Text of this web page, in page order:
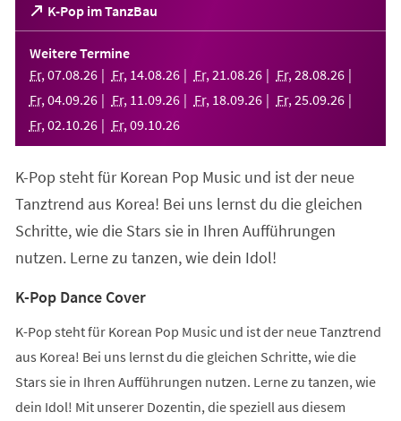
K-Pop im TanzBau
(Öffnet
in
einem
neuen
Tab)
Weitere Termine
Fr, 07.08.26 Fr, 14.08.26 Fr, 21 .08.26 Fr, 28.08.26
Fr, 04.09.26 Fr, 11 .09.26 Fr, 18.09.26 Fr, 25.09.26
Fr, 02.10.26 Fr, 09.10.26
K-Pop steht für Korean Pop Music und ist der neue
Tanztrend aus Korea! Bei uns lernst du die gleichen
Schritte, wie die Stars sie in Ihren Aufführungen
nutzen. Lerne zu tanzen, wie dein Idol!
K-Pop Dance Cover
K-Pop steht für Korean Pop Music und ist der neue Tanztrend
aus Korea! Bei uns lernst du die gleichen Schritte, wie die
Stars sie in Ihren Aufführungen nutzen. Lerne zu tanzen, wie
dein Idol! Mit unserer Dozentin, die speziell aus diesem